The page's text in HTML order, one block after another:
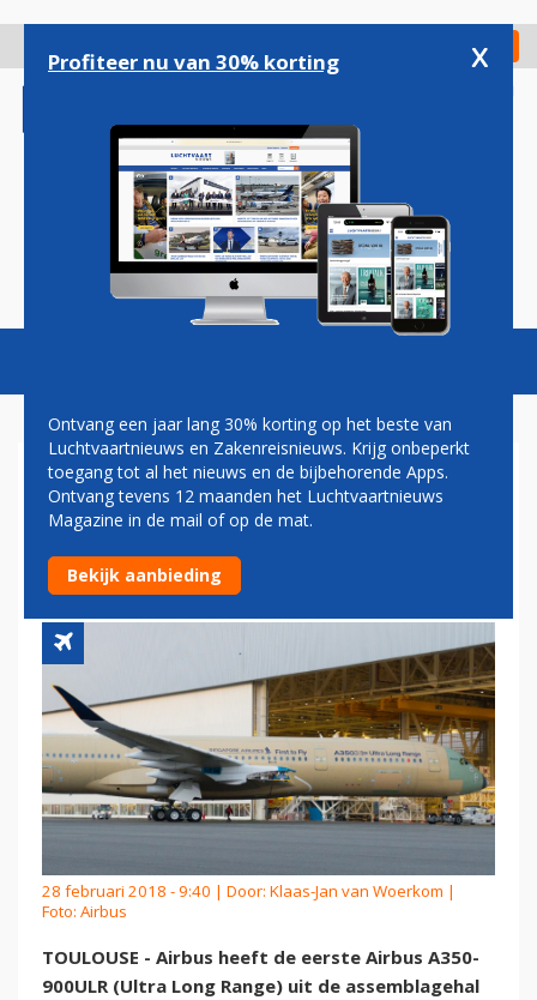
gaan
Check in
Magazine Podcasts Vacatures
AIRBUS A350-900ULR:
TWINTIG UUR NON-STOP IN
DE LUCHT
28 februari 2018 - 9:40 | Door: Klaas-Jan van Woerkom |
Foto: Airbus
TOULOUSE - Airbus heeft de eerste Airbus A350-
900ULR (Ultra Long Range) uit de assemblagehal
Profiteer nu van 30% korting x
Ontvang een jaar lang 30% korting op het beste van
Luchtvaartnieuws en Zakenreisnieuws. Krijg onbeperkt
toegang tot al het nieuws en de bijbehorende Apps.
Ontvang tevens 12 maanden het Luchtvaartnieuws
Magazine in de mail of op de mat.
Bekijk aanbieding